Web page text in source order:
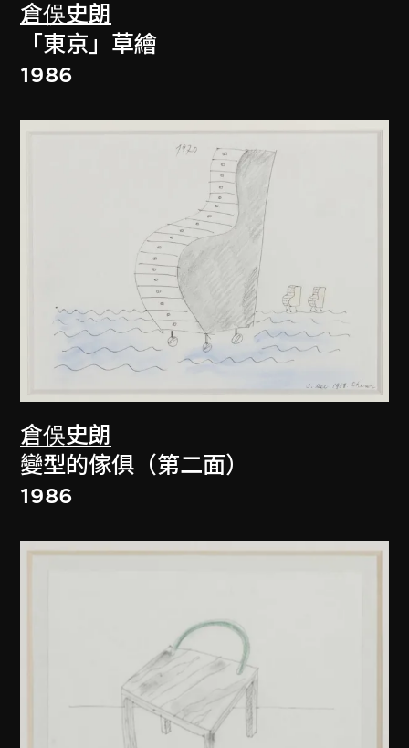
倉俁史朗
「東京」草繪
1986
倉俁史朗
變型的傢俱（第二面）
1986